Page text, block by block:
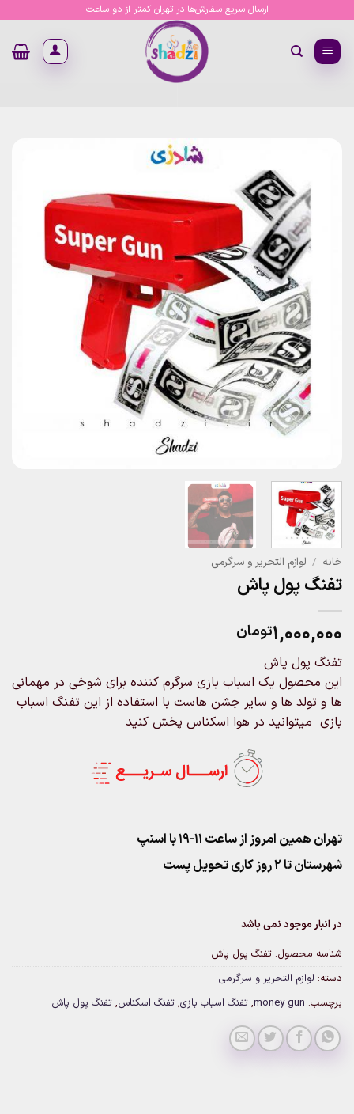
content
ارسال سریع سفارش‌ها در تهران کمتر از دو ساعت
خانه / لوازم التحریر و سرگرمی
تفنگ پول پاش
۱,۰۰۰,۰۰۰تومان
تفنگ پول پاش
این محصول یک اسباب بازی سرگرم کننده برای شوخی در مهمانی
ها و تولد ها و سایر جشن هاست با استفاده از این تفنگ اسباب
بازی میتوانید در هوا اسکناس پخش کنید
تهران همین امروز از ساعت ۱۱-۱۹ با اسنپ
شهرستان تا 2 روز کاری تحویل پست
در انبار موجود نمی باشد
شناسه محصول: تفنگ پول پاش
دسته: لوازم التحریر و سرگرمی
برچسب: money gun
, تفنگ اسباب بازی, تفنگ اسکناس, تفنگ پول پاش